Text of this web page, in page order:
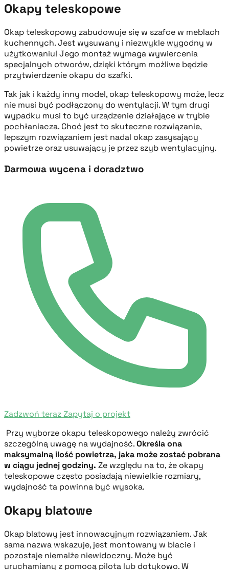
Okapy teleskopowe
Okap teleskopowy zabudowuje się w szafce w meblach
kuchennych. Jest wysuwany i niezwykle wygodny w
użytkowaniu! Jego montaż wymaga wywiercenia
specjalnych otworów, dzięki którym możliwe będzie
przytwierdzenie okapu do szafki.
Tak jak i każdy inny model, okap teleskopowy może, lecz
nie musi być podłączony do wentylacji. W tym drugi
wypadku musi to być urządzenie działające w trybie
pochłaniacza. Choć jest to skuteczne rozwiązanie,
lepszym rozwiązaniem jest nadal okap zasysający
powietrze oraz usuwający je przez szyb wentylacyjny.
Darmowa wycena i doradztwo
Zadzwoń terazZapytaj o projekt
Przy wyborze okapu teleskopowego należy zwrócić
szczególną uwagę na wydajność.Określa ona
maksymalną ilość powietrza, jaka może zostać pobrana
w ciągu jednej godziny. Ze względu na to, że okapy
teleskopowe często posiadają niewielkie rozmiary,
wydajność ta powinna być wysoka.
Okapy blatowe
Okap blatowy jest innowacyjnym rozwiązaniem. Jak
sama nazwa wskazuje, jest montowany w blacie i
pozostaje niemalże niewidoczny. Może być
uruchamiany z pomocą pilota lub dotykowo. W